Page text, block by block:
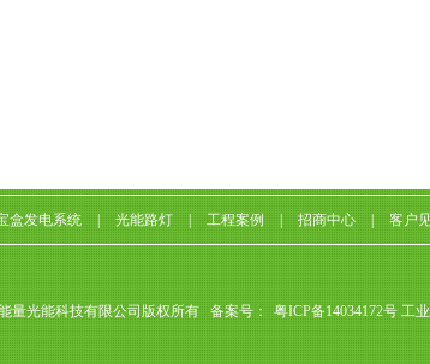
盒发电系统 光能路灯 工程案例 招商中心 客户
量光能科技有限公司版权所有 备案号： 粤ICP备14034172号 工